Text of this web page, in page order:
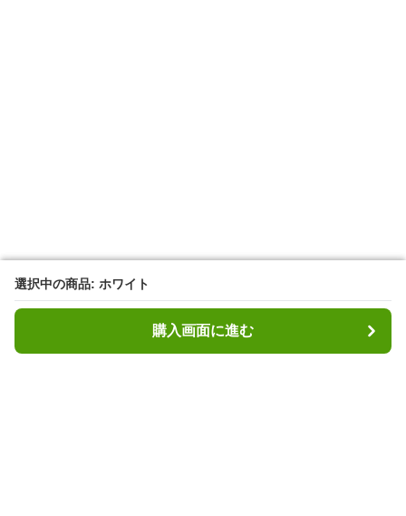
選択中の商品: ホワイト
購入画面に進む
選択中の商品: ホワイト
購入画面に進む